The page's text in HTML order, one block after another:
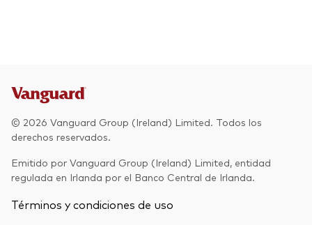
© 2026 Vanguard Group (Ireland) Limited. Todos los
derechos reservados.
Emitido por Vanguard Group (Ireland) Limited, entidad
regulada en Irlanda por el Banco Central de Irlanda.
Términos y condiciones de uso